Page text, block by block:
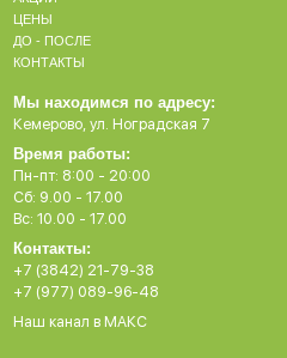
ЦЕНЫ
ДО - ПОСЛЕ
КОНТАКТЫ
Мы находимся по адресу:
Кемерово, ул. Ноградская 7
Время работы:
Пн-пт: 8:00 - 20:00
Сб: 9.00 - 17.00
Вс: 10.00 - 17.00
Контакты:
+7 (3842) 21-79-38
+7 (977) 089-96-48
Наш канал в МАКС